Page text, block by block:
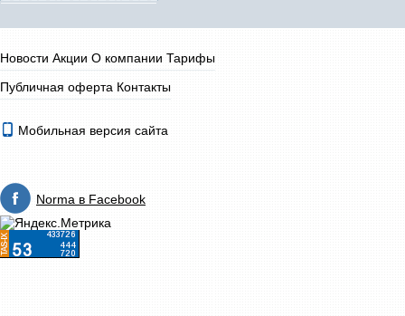
Новости Акции О компании Тарифы
Публичная оферта Контакты
Мобильная версия сайта
Norma в Facebook